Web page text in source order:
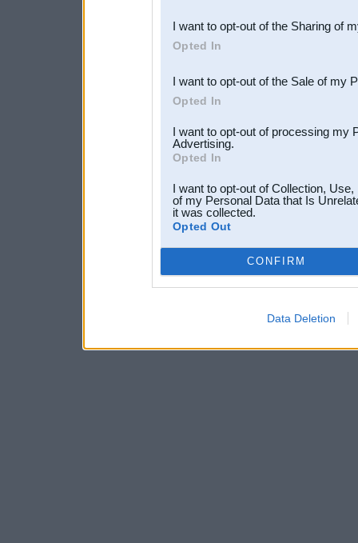
Downstream Participants
third parties.
I want to opt-out of the Sharing of
Opted In
I want to opt-out of the Sale of my
Opted In
I want to opt-out of processing my
Advertising.
Opted In
I want to opt-out of Collection,
of my Personal Data that Is
it was collected.
Opted Out
CONFIRM
Data Deletion